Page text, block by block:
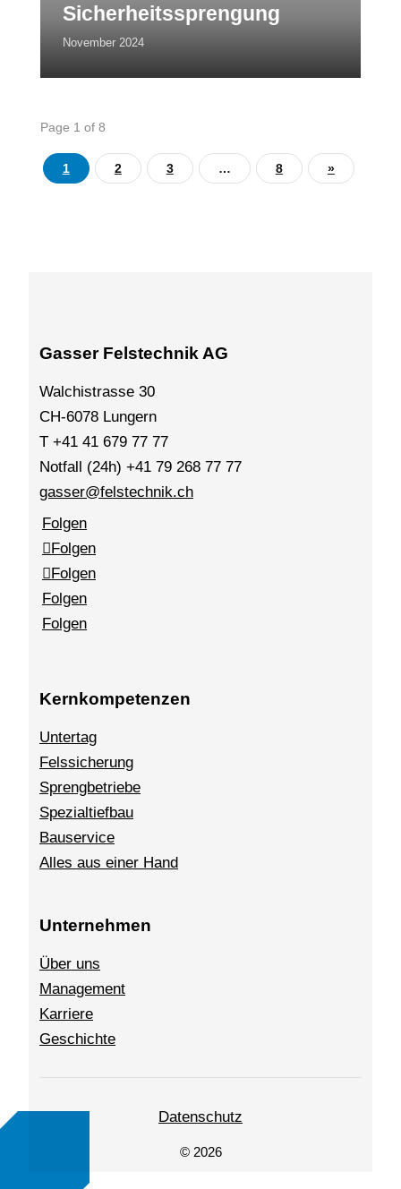
Sicherheitssprengung
November 2024
Page 1 of 8
1 2 3 … 8 »
Gasser Felstechnik AG
Walchistrasse 30
CH-6078 Lungern
T +41 41 679 77 77
Notfall (24h) +41 79 268 77 77
gasser@felstechnik.ch
Folgen
Folgen
Folgen
Folgen
Folgen
Kernkompetenzen
Untertag
Felssicherung
Sprengbetriebe
Spezialtiefbau
Bauservice
Alles aus einer Hand
Unternehmen
Über uns
Management
Karriere
Geschichte
Datenschutz
© 2026